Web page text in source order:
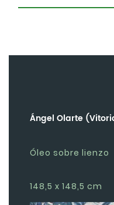
Ángel Olarte
Óleo sobre lienzo
148,5 x 148,5 cm